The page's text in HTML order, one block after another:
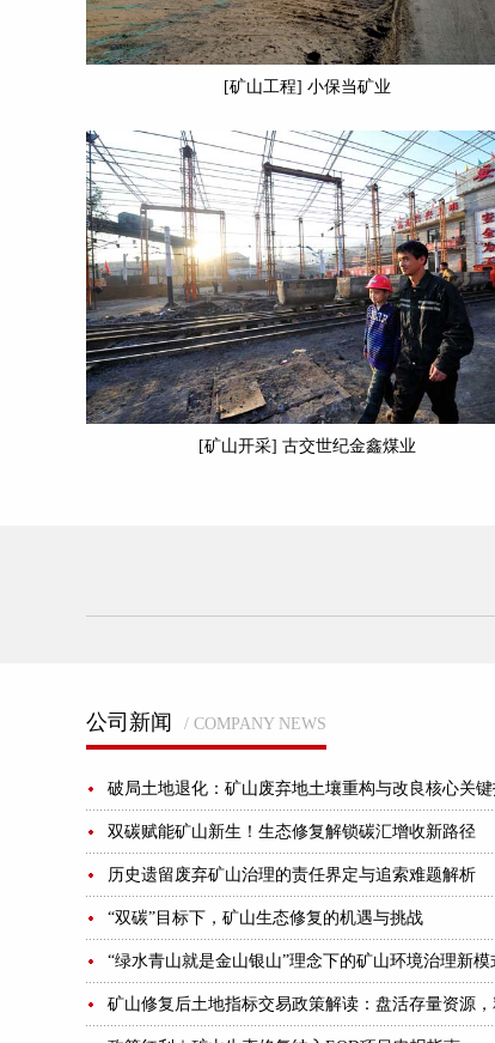
[矿山工程] 小保当矿业
[矿山开采] 古交世纪金鑫煤业
公司新闻 / COMPANY NEWS
破局土地退化：矿山废弃地土壤重构与改良核心关
双碳赋能矿山新生！生态修复解锁碳汇增收新路径
历史遗留废弃矿山治理的责任界定与追索难题解析
“双碳”目标下，矿山生态修复的机遇与挑战
“绿水青山就是金山银山”理念下的矿山环境治理新模
矿山修复后土地指标交易政策解读：盘活存量资源